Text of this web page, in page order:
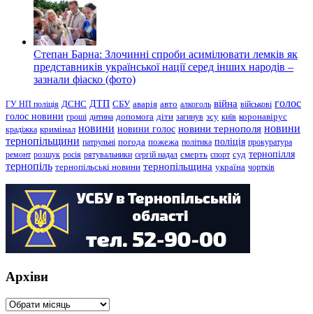
Степан Барна: Злочинні спроби асимілювати лемків як
представників української нації серед інших народів –
зазнали фіаско (фото)
ГУ НП поліція ДСНС ДТП СБУ аварія авто алкоголь війна військові голос
голос новини гроші дитина допомога діти загинув зсу київ коронавірус
крадіжка кримінал новини новини голос новини тернополя новини
тернопільщини патрульні погода пожежа політика поліція прокуратура
ремонт розшук росія рятувальники сергій надал смерть спорт суд тернопілля
тернопіль тернопільські новини тернопільщина україна чортків
Архіви
Архіви